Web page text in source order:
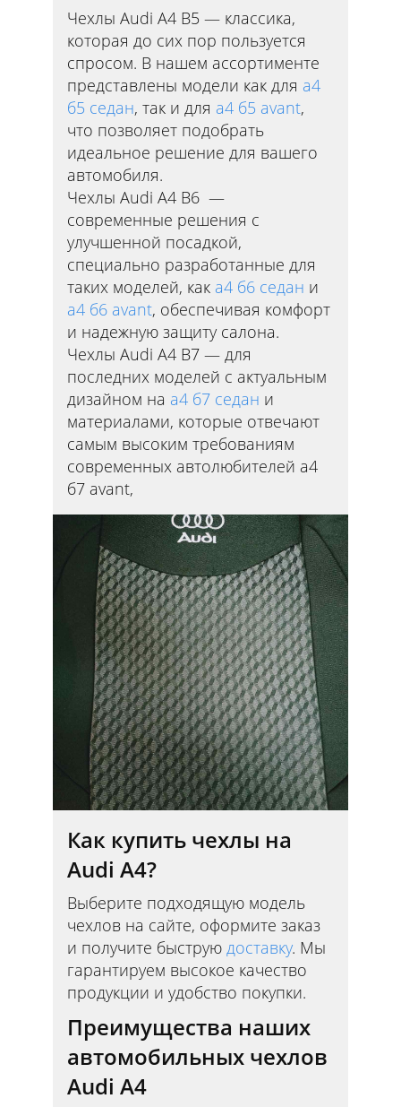
Чехлы Audi A4 B5 — классика,
которая до сих пор пользуется
спросом. В нашем ассортименте
представлены модели как для а4
б5 седан, так и для а4 б5 avant,
что позволяет подобрать
идеальное решение для вашего
автомобиля.
Чехлы Audi A4 B6 —
современные решения с
улучшенной посадкой,
специально разработанные для
таких моделей, как а4 б6 седан и
а4 б6 avant, обеспечивая комфорт
и надежную защиту салона.
Чехлы Audi A4 B7 — для
последних моделей с актуальным
дизайном на а4 б7 седан и
материалами, которые отвечают
самым высоким требованиям
современных автолюбителей а4
б7 avant,
Как купить чехлы на
Audi A4?
Выберите подходящую модель
чехлов на сайте, оформите заказ
и получите быструю доставку. Мы
гарантируем высокое качество
продукции и удобство покупки.
Преимущества наших
автомобильных чехлов
Audi A4